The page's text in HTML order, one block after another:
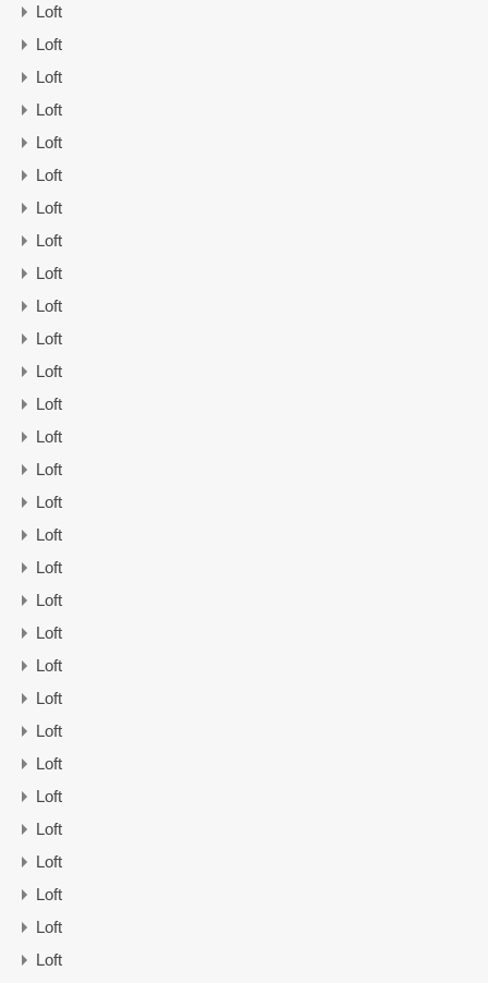
Loft
Loft
Loft
Loft
Loft
Loft
Loft
Loft
Loft
Loft
Loft
Loft
Loft
Loft
Loft
Loft
Loft
Loft
Loft
Loft
Loft
Loft
Loft
Loft
Loft
Loft
Loft
Loft
Loft
Loft